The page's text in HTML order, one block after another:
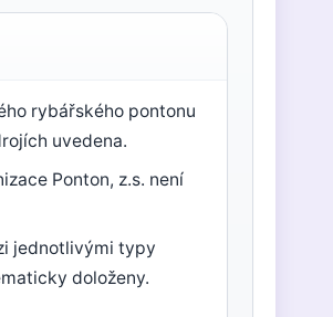
rybářského pontonu
uvedena.
Ponton, z.s. není
jednotlivými typy
doloženy.